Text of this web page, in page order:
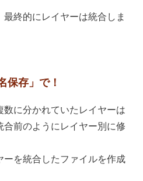
終的にレイヤーは統合しま
保存」で！
数に分かれていたレイヤーは
前のようにレイヤー別に修
ーを統合したファイルを作成